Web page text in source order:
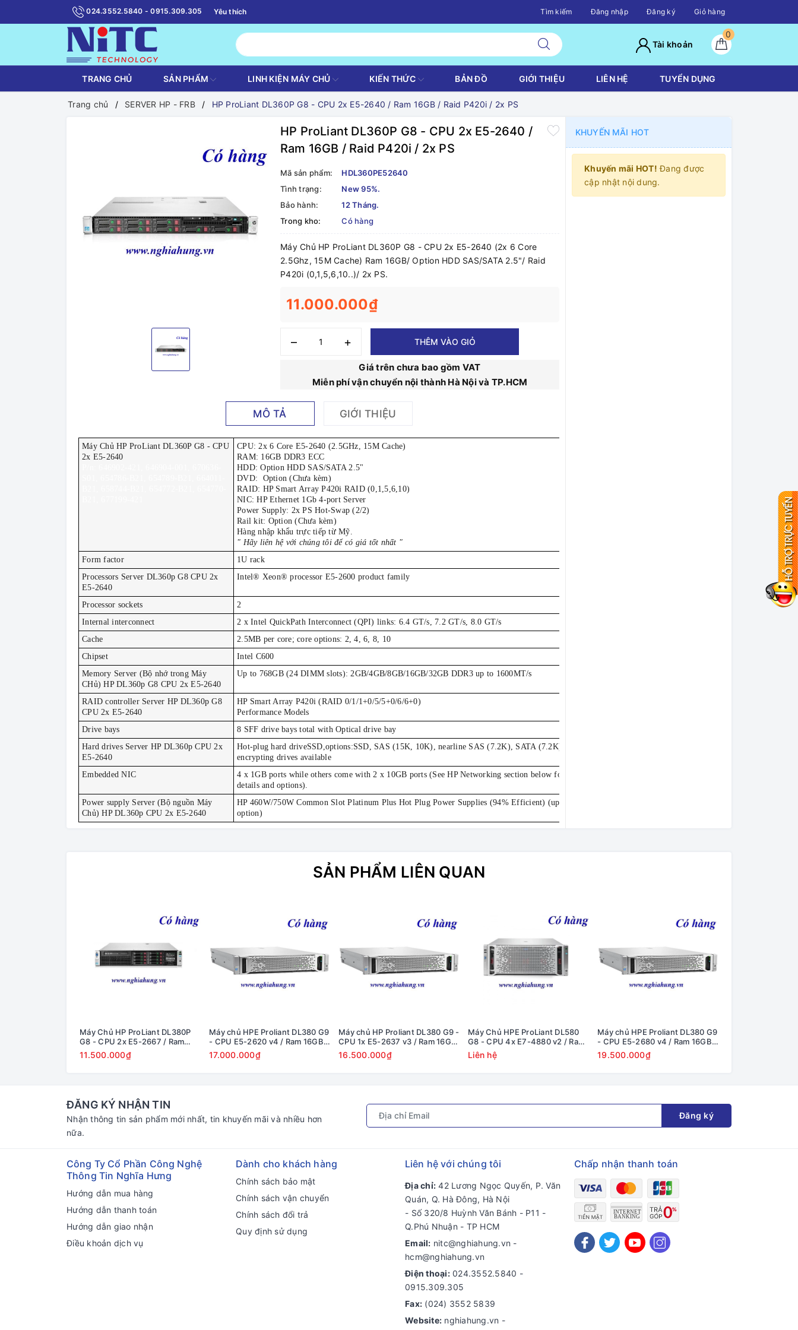
024.3552.5840 - 0915.309.305 Yêu thích Tìm kiếm Đăng nhập Đăng ký Giỏ hàng
0
Tài khoản
TRANG CHỦ SẢN PHẨM LINH KIỆN MÁY CHỦ KIẾN THỨC BẢN ĐỒ GIỚI THIỆU LIÊN HỆ TUYỂN DỤNG
Trang chủ SERVER HP - FRB HP ProLiant DL360P G8 - CPU 2x E5-2640 / Ram 16GB / Raid P420i / 2x PS
HP ProLiant DL360P G8 - CPU 2x E5-2640 /
Ram 16GB / Raid P420i / 2x PS
Mã sản phẩm:
HDL360PE52640
Tình trạng:
New 95%.
Bảo hành:
12 Tháng.
Trong kho:
Có hàng
Máy Chủ HP ProLiant DL360P G8 - CPU 2x E5-2640 (2x 6 Core
2.5Ghz, 15M Cache) Ram 16GB/ Option HDD SAS/SATA 2.5"/ Raid
P420i (0,1,5,6,10..)/ 2x PS.
11.000.000₫
– + THÊM VÀO GIỎ
Giá trên chưa bao gồm VAT
Miễn phí vận chuyển nội thành Hà Nội và TP.HCM
MÔ TẢ GIỚI THIỆU
Máy Chủ HP ProLiant DL360P G8 - CPU
2x E5-2640
CPU: 2x 6 Core E5-2640 (2.5GHz, 15M Cache)
RAM: 16GB DDR3 ECC
HDD: Option HDD SAS/SATA 2.5"
DVD: Option (Chưa kèm)
RAID: HP Smart Array P420i RAID (0,1,5,6,10)
NIC: HP Ethernet 1Gb 4-port Server
Power Supply: 2x PS Hot-Swap (2/2)
Rail kit: Option (Chưa kèm)
Hàng nhập khẩu trực tiếp từ Mỹ.
" Hãy liên hệ với chúng tôi để có giá tốt nhất "
Form factor
1U rack
Processors Server DL360p G8 CPU 2x
E5-2640
Intel® Xeon® processor E5-2600 product family
Processor sockets
2
Internal interconnect
2 x Intel QuickPath Interconnect (QPI) links: 6.4 GT/s, 7.2 GT/s, 8.0 GT/s
Cache
2.5MB per core; core options: 2, 4, 6, 8, 10
Chipset
Intel C600
Memory Server (Bộ nhớ trong Máy
CHủ) HP DL360p G8 CPU 2x E5-2640
Up to 768GB (24 DIMM slots): 2GB/4GB/8GB/16GB/32GB DDR3 up to 1600MT/s
RAID controller Server HP DL360p G8
CPU 2x E5-2640
HP Smart Array P420i (RAID 0/1/1+0/5/5+0/6/6+0)
Performance Models
Drive bays
8 SFF drive bays total with Optical drive bay
Hard drives Server HP DL360p CPU 2x
E5-2640
Hot-plug hard driveSSD,options:SSD, SAS (15K, 10K), nearline SAS (7.2K), SATA (7.2K) Self-
encrypting drives available
Embedded NIC
4 x 1GB ports while others come with 2 x 10GB ports (See HP Networking section below for more
details and options).
Power supply Server (Bộ nguồn Máy
Chủ) HP DL360p CPU 2x E5-2640
HP 460W/750W Common Slot Platinum Plus Hot Plug Power Supplies (94% Efficient) (upgradeable
option)
KHUYẾN MÃI HOT
Khuyến mãi HOT! Đang được
cập nhật nội dung.
SẢN PHẨM LIÊN QUAN
Máy Chủ HP ProLiant DL380P
G8 - CPU 2x E5-2667 / Ram
16GB / Raid P420i / 2x PS
11.500.000₫
Máy chủ HPE Proliant DL380 G9
- CPU E5-2620 v4 / Ram 16GB /
Raid H240 / 2x PS
17.000.000₫
Máy chủ HP Proliant DL380 G9 -
CPU 1x E5-2637 v3 / Ram 16GB
/ Raid H240 / 2x PS
16.500.000₫
Máy Chủ HPE ProLiant DL580
G8 - CPU 4x E7-4880 v2 / Ram
64GB / HDD 4x 300GB / Raid
HP Smart / 4x PS
Liên hệ
Máy chủ HPE Proliant DL380 G9
- CPU E5-2680 v4 / Ram 16GB /
Raid H240 / 2x PS
19.500.000₫
ĐĂNG KÝ NHẬN TIN
Nhận thông tin sản phẩm mới nhất, tin khuyến mãi và nhiều hơn
nữa.
Đăng ký
Công Ty Cổ Phần Công Nghệ
Thông Tin Nghĩa Hưng
Hướng dẫn mua hàng
Hướng dẫn thanh toán
Hướng dẫn giao nhận
Điều khoản dịch vụ
Dành cho khách hàng
Chính sách bảo mật
Chính sách vận chuyển
Chính sách đổi trả
Quy định sử dụng
Liên hệ với chúng tôi
Địa chỉ: 42 Lương Ngọc Quyến, P. Văn
Quán, Q. Hà Đông, Hà Nội
- Số 320/8 Huỳnh Văn Bánh - P11 -
Q.Phú Nhuận - TP HCM
Email: nitc@nghiahung.vn -
hcm@nghiahung.vn
Điện thoại: 024.3552.5840 -
0915.309.305
Fax: (024) 3552 5839
Website: nghiahung.vn -
Chấp nhận thanh toán